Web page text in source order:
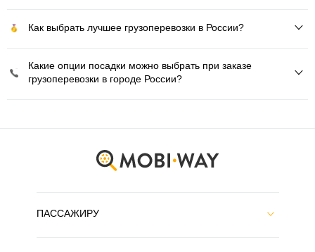
Как выбрать лучшее грузоперевозки в России?
Какие опции посадки можно выбрать при заказе
грузоперевозки в городе России?
ПАССАЖИРУ